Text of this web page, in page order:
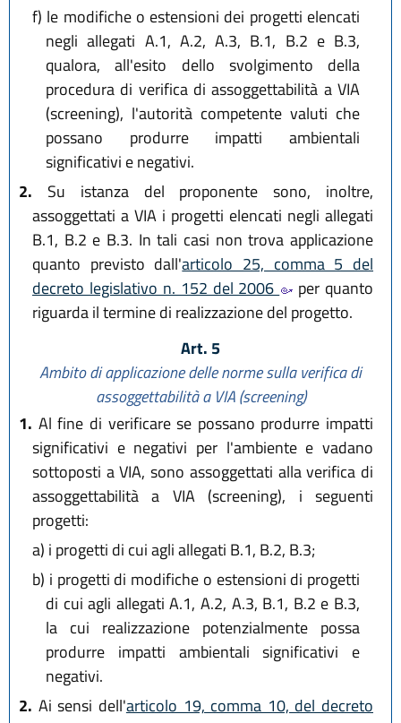
f) le modifiche o estensioni dei progetti elencati
negli allegati A.1, A.2, A.3, B.1, B.2 e B.3,
qualora, all'esito dello svolgimento della
procedura di verifica di assoggettabilità a VIA
(screening), l'autorità competente valuti che
possano produrre impatti ambientali
significativi e negativi.
2. Su istanza del proponente sono, inoltre,
assoggettati a VIA i progetti elencati negli allegati
B.1, B.2 e B.3. In tali casi non trova applicazione
quanto previsto dall'articolo 25, comma 5 del
decreto legislativo n. 152 del 2006
per quanto
riguarda il termine di realizzazione del progetto.
Art. 5
Ambito di applicazione delle norme sulla verifica di
assoggettabilità a VIA (screening)
1. Al fine di verificare se possano produrre impatti
significativi e negativi per l'ambiente e vadano
sottoposti a VIA, sono assoggettati alla verifica di
assoggettabilità a VIA (screening), i seguenti
progetti:
a) i progetti di cui agli allegati B.1, B.2, B.3;
b) i progetti di modifiche o estensioni di progetti
di cui agli allegati A.1, A.2, A.3, B.1, B.2 e B.3,
la cui realizzazione potenzialmente possa
produrre impatti ambientali significativi e
negativi.
2. Ai sensi dell'articolo 19, comma 10, del decreto